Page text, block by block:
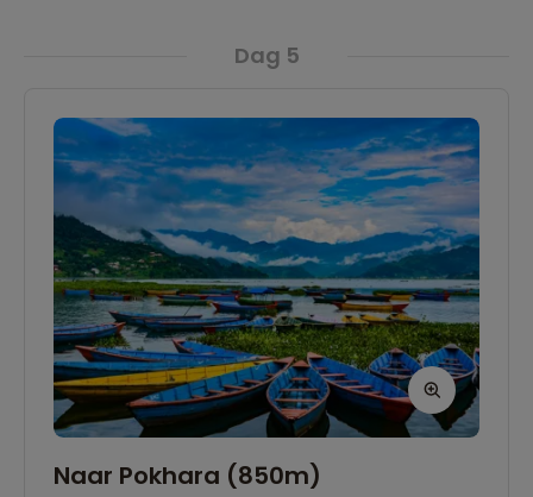
Dag 5
Naar Pokhara (850m)